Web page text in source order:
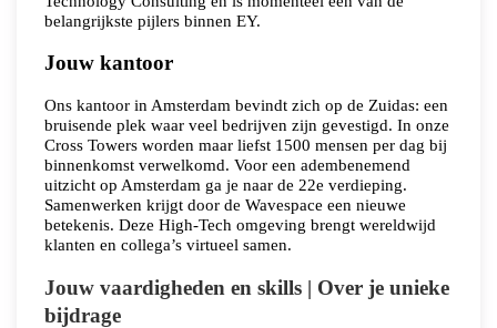
belangrijkste pijlers binnen EY.
Jouw kantoor
Ons kantoor in Amsterdam bevindt zich op de Zuidas: een
bruisende plek waar veel bedrijven zijn gevestigd. In onze
Cross Towers worden maar liefst 1500 mensen per dag bij
binnenkomst verwelkomd. Voor een adembenemend
uitzicht op Amsterdam ga je naar de 22e verdieping.
Samenwerken krijgt door de Wavespace een nieuwe
betekenis. Deze High-Tech omgeving brengt wereldwijd
klanten en collega’s virtueel samen.
Jouw vaardigheden en skills | Over je unieke
bijdrage